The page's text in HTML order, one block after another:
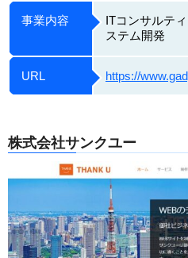
事業内容
ITコンサルテ
ステム開発
URL https://
株式会社サンクユー